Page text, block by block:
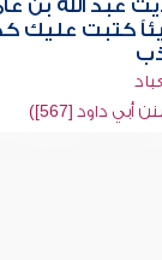
عبد الله بن
كتبت عليك
داود [567])